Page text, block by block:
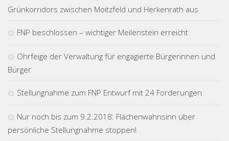
Grünkorridors zwischen Moitzfeld und Herkenrath aus
FNP beschlossen – wichtiger Meilenstein erreicht
Ohrfeige der Verwaltung für engagierte Bürgerinnen und
Bürger
Stellungnahme zum FNP Entwurf mit 24 Forderungen
Nur noch bis zum 9.2.2018: Flächenwahnsinn über
persönliche Stellungnahme stoppen!